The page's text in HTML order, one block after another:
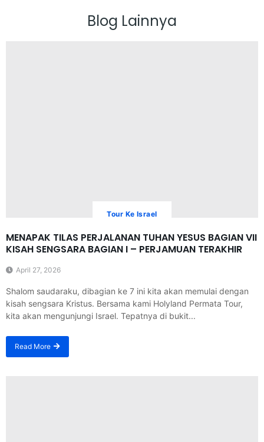
Blog Lainnya
Tour Ke Israel
MENAPAK TILAS PERJALANAN TUHAN YESUS BAGIAN VII
KISAH SENGSARA BAGIAN I – PERJAMUAN TERAKHIR
April 27, 2026
Shalom saudaraku, dibagian ke 7 ini kita akan memulai dengan
kisah sengsara Kristus. Bersama kami Holyland Permata Tour,
kita akan mengunjungi Israel. Tepatnya di bukit...
Read More